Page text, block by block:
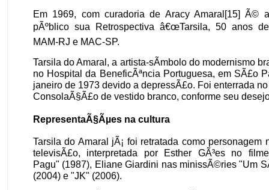
Em 1969, com curadoria de Aracy Amaral[15] Ã©
pÃºblico sua Retrospectiva â€œTarsila, 50 anos de
MAM-RJ e MAC-SP.
Tarsila do Amaral, a artista-sÃ­mbolo do modernismo
no Hospital da BeneficÃªncia Portuguesa, em SÃ£o
janeiro de 1973 devido a depressÃ£o. Foi enterrada
ConsolaÃ§Ã£o de vestido branco, conforme seu
RepresentaÃ§Ãµes na cultura
Tarsila do Amaral jÃ¡ foi retratada como personagem
televisÃ£o, interpretada por Esther GÃ³es no
Pagu" (1987), Eliane Giardini nas minissÃ©ries "Um
(2004) e "JK" (2006).